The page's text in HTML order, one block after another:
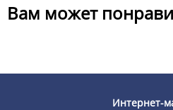
Вам может
Интернет-